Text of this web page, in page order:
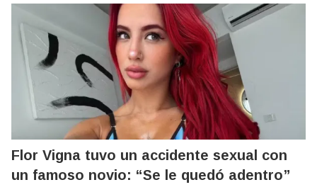
Flor Vigna tuvo un accidente sexual con
un famoso novio: “Se le quedó adentro”